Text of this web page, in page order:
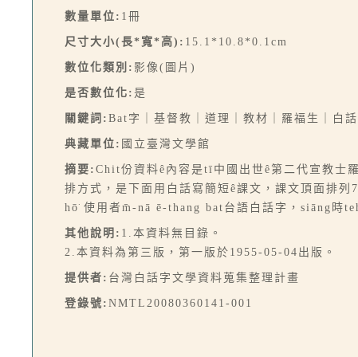
數量單位: 1冊
尺寸大小(長*寬*高): 15.1*10.8*0.1cm
數位化類別: 影像(圖片)
是否數位化: 是
關鍵詞: Bat字｜基督教｜道理｜教材｜羅福生｜白話
典藏單位: 國立臺灣文學館
摘要: Chit份資料ê內容是tī中國出世ê第二代宣教士
排方式，是下面用白話寫簡短ê課文，課文頂面排
hō͘ 使用者m̄-nā ē-thang bat台語白話字，siāng時
其他說明: 1.本資料無目錄。
2.本資料為第三版，第一版於1955-05-04出版。
提供者: 台灣白話字文學資料蒐集整理計畫
登錄號: NMTL20080360141-001